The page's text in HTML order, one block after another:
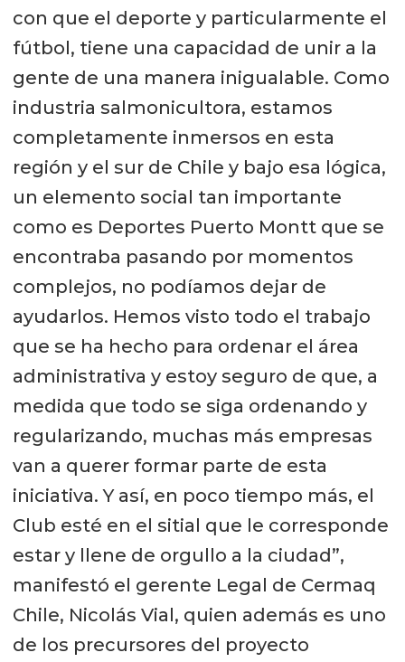
con que el deporte y particularmente el
fútbol, tiene una capacidad de unir a la
gente de una manera inigualable. Como
industria salmonicultora, estamos
completamente inmersos en esta
región y el sur de Chile y bajo esa lógica,
un elemento social tan importante
como es Deportes Puerto Montt que se
encontraba pasando por momentos
complejos, no podíamos dejar de
ayudarlos. Hemos visto todo el trabajo
que se ha hecho para ordenar el área
administrativa y estoy seguro de que, a
medida que todo se siga ordenando y
regularizando, muchas más empresas
van a querer formar parte de esta
iniciativa. Y así, en poco tiempo más, el
Club esté en el sitial que le corresponde
estar y llene de orgullo a la ciudad”,
manifestó el gerente Legal de Cermaq
Chile, Nicolás Vial, quien además es uno
de los precursores del proyecto